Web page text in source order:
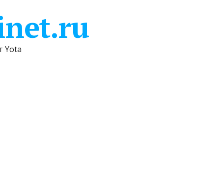
Yota